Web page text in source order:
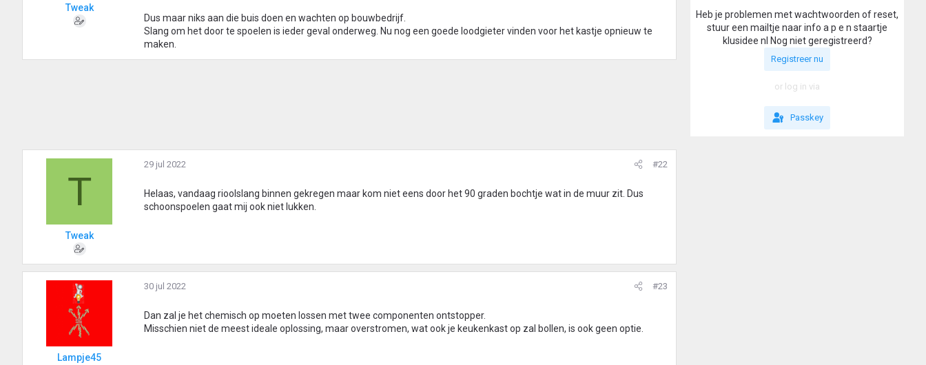
Tweak
Dus maar niks aan die buis doen en wachten op bouwbedrijf.
Slang om het door te spoelen is ieder geval onderweg. Nu nog een goede loodgieter vinden voor het kastje opnieuw te
maken.
T
Tweak
29 jul 2022 #22
Helaas, vandaag rioolslang binnen gekregen maar kom niet eens door het 90 graden bochtje wat in de muur zit. Dus
schoonspoelen gaat mij ook niet lukken.
Lampje45
30 jul 2022 #23
Dan zal je het chemisch op moeten lossen met twee componenten ontstopper.
Misschien niet de meest ideale oplossing, maar overstromen, wat ook je keukenkast op zal bollen, is ook geen optie.
Heb je problemen met wachtwoorden of reset,
stuur een mailtje naar info a p e n staartje
klusidee nl Nog niet geregistreerd?
Registreer nu
or log in via
Passkey